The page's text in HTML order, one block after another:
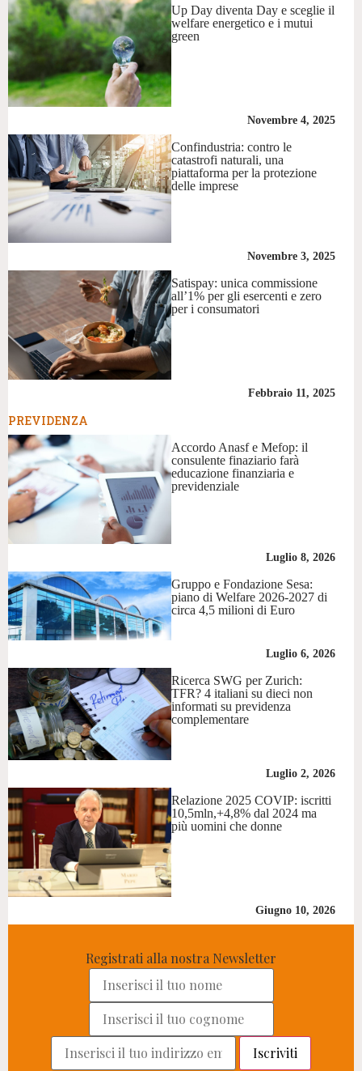
Up Day diventa Day e sceglie il
welfare energetico e i mutui
green
Novembre 4, 2025
Confindustria: contro le
catastrofi naturali, una
piattaforma per la protezione
delle imprese
Novembre 3, 2025
Satispay: unica commissione
all’1% per gli esercenti e zero
per i consumatori
Febbraio 11, 2025
PREVIDENZA
Accordo Anasf e Mefop: il
consulente finaziario farà
educazione finanziaria e
previdenziale
Luglio 8, 2026
Gruppo e Fondazione Sesa:
piano di Welfare 2026-2027 di
circa 4,5 milioni di Euro
Luglio 6, 2026
Ricerca SWG per Zurich:
TFR? 4 italiani su dieci non
informati su previdenza
complementare
Luglio 2, 2026
Relazione 2025 COVIP: iscritti
10,5mln,+4,8% dal 2024 ma
più uomini che donne
Giugno 10, 2026
Registrati alla nostra Newsletter